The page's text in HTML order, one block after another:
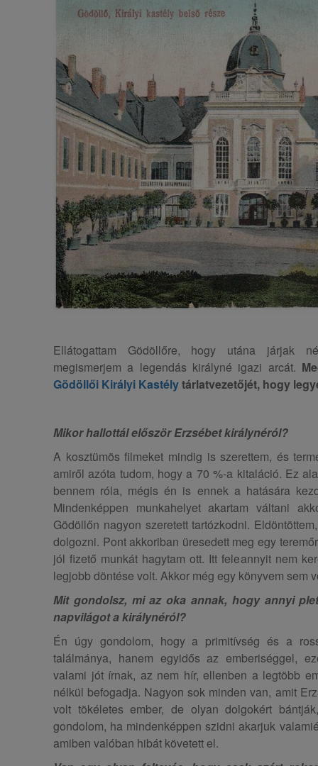
Ellátogattam Gödöllőre, hogy utána járjak
megismerjem a legendás királyné igazi arcát.
Gödöllői Királyi Kastélytárlatvezetőjét, hogy
Mikor hallottál először Erzsébet királynéról?
A kosztümös filmeket mindig is szerettem, és
amiről azóta tudom, hogy a 70 %-a kitaláció. Ez
bennem róla, mégis én is ennek a hatására
Mindenképpen munkahelyet akartam váltani
Gödöllőn nagyon szeretett tartózkodni.
dolgozni. Pont akkoriban üresedett meg egy
jól fizető munkát hagytam ott. Itt feleannyit nem
legjobb döntése volt. Akkor még egy könyvem sem
Mit gondolsz, mi az oka annak, hogy annyi
napvilágot a királynéról?
Én úgy gondolom, hogy a primitívség és a
találmánya, hanem egyidős az emberiséggel,
valami jót írnak, az nem hír, ellenben a legtöbb
nélkül befogadja. Nagyon sok minden van, amit
volt tökéletes ember, de olyan dolgokért
gondolom, ha mindenképpen szidni akarjuk
amiben valóban hibát követett el.